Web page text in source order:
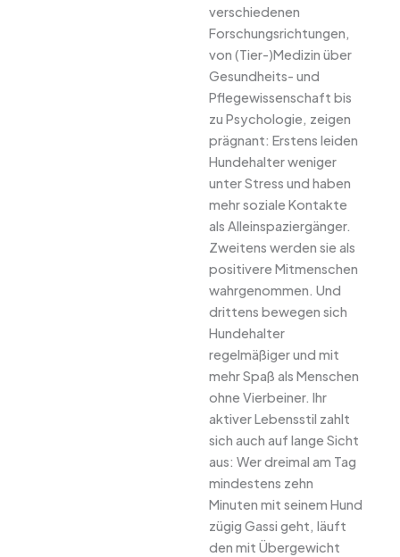
verschiedenen
Forschungsrichtungen,
von (Tier-)Medizin über
Gesundheits- und
Pflegewissenschaft bis
zu Psychologie, zeigen
prägnant: Erstens leiden
Hundehalter weniger
unter Stress und haben
mehr soziale Kontakte
als Alleinspaziergänger.
Zweitens werden sie als
positivere Mitmenschen
wahrgenommen. Und
drittens bewegen sich
Hundehalter
regelmäßiger und mit
mehr Spaß als Menschen
ohne Vierbeiner. Ihr
aktiver Lebensstil zahlt
sich auch auf lange Sicht
aus: Wer dreimal am Tag
mindestens zehn
Minuten mit seinem Hund
zügig Gassi geht, läuft
den mit Übergewicht